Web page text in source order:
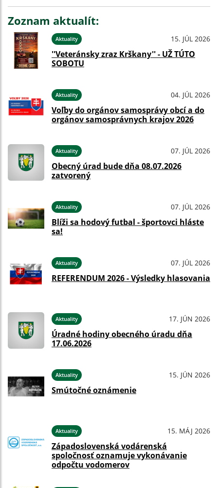
Zoznam aktualít:
Aktuality 15. JÚL 2026
''Veteránsky zraz Krškany'' - UŽ TÚTO
SOBOTU
Aktuality 04. JÚL 2026
Voľby do orgánov samosprávy obcí a do
orgánov samosprávnych krajov 2026
Aktuality 07. JÚL 2026
Obecný úrad bude dňa 08.07.2026
zatvorený
Aktuality 07. JÚL 2026
Blíži sa hodový futbal - športovci hláste
sa!
Aktuality 07. JÚL 2026
REFERENDUM 2026 - Výsledky hlasovania
Aktuality 17. JÚN 2026
Úradné hodiny obecného úradu dňa
17.06.2026
Aktuality 15. JÚN 2026
Smútočné oznámenie
Aktuality 15. MÁJ 2026
Západoslovenská vodárenská
spoločnosť oznamuje vykonávanie
odpočtu vodomerov